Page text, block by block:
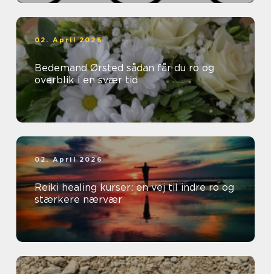
02. April 2026
Bedemand Ørsted sådan får du ro og
overblik i en svær tid
02. April 2026
Reiki healing kurser: en vej til indre ro og
stærkere nærvær